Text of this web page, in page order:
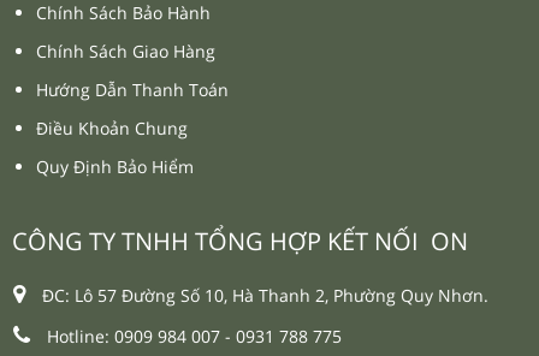
CÔNG TY TNHH TỔNG HỢP KẾT NỐI ON
ĐC: Lô 57 Đường Số 10, Hà Thanh 2, Phường Quy Nhơn.
Hotline: 0909 984 007 - 0931 788 775
Chính Sách Bảo Hành
Chính Sách Giao Hàng
Hướng Dẫn Thanh Toán
Điều Khoản Chung
Quy Định Bảo Hiểm